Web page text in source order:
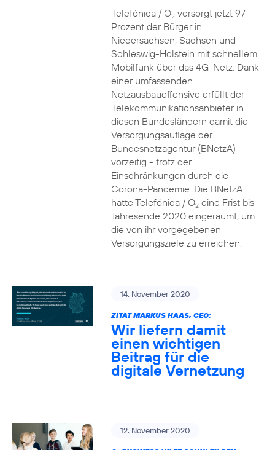
Telefónica / O2versorgt jetzt 97
Prozent der Bürger in
Niedersachsen, Sachsen und
Schleswig-Holstein mit schnellem
Mobilfunk über das 4G-Netz. Dank
einer umfassenden
Netzausbauoffensive erfüllt der
Telekommunikationsanbieter in
diesen Bundesländern damit die
Versorgungsauflage der
Bundesnetzagentur (BNetzA)
vorzeitig - trotz der
Einschränkungen durch die
Corona-Pandemie. Die BNetzA
hatte Telefónica / O2eine Frist bis
Jahresende 2020 eingeräumt, um
die von ihr vorgegebenen
Versorgungsziele zu erreichen.
14. November 2020
ZITAT MARKUS HAAS, CEO:
Wir liefern damit
einen wichtigen
Beitrag für die
digitale Vernetzung
12. November 2020